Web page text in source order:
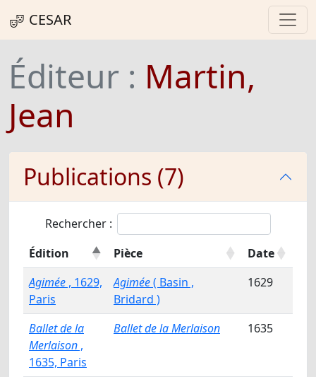
CESAR
Éditeur : Martin,
Jean
Publications (7)
Rechercher :
Édition
Pièce
Date
Agimée , 1629,
Paris
Agimée( Basin ,
Bridard )
1629
Ballet de la
Merlaison ,
1635, Paris
Ballet de la Merlaison 1635